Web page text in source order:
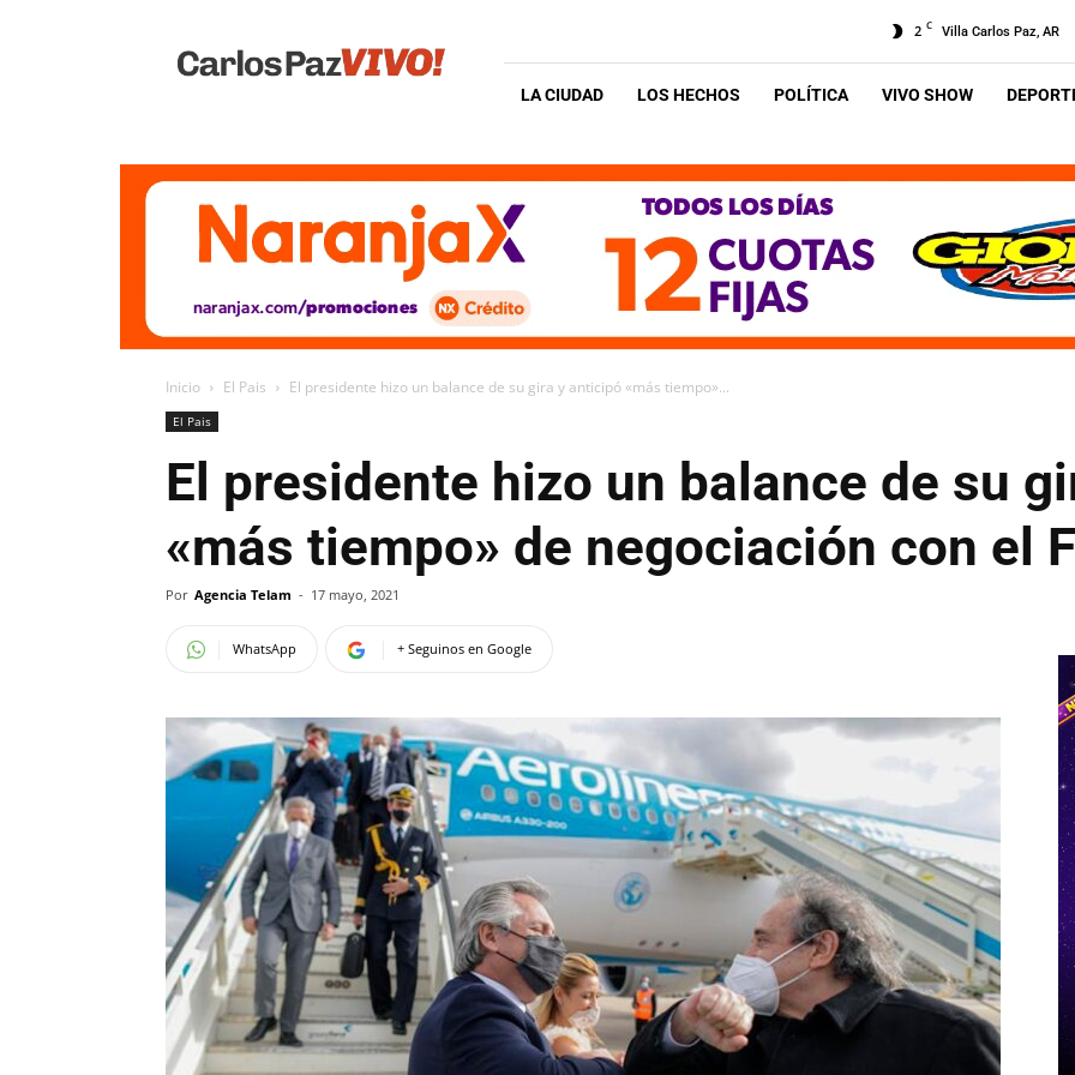
Vivo
2 C Villa Carlos Paz, AR
LA CIUDAD LOS HECHOS POLÍTICA VIVO SHOW
Inicio El Pais El presidente hizo un balance de su gira y anticipó «más tiempo»...
El Pais
El presidente hizo un balance de su
«más tiempo» de negociación con el
Por Agencia Telam - 17 mayo, 2021
WhatsApp + Seguinos en Google